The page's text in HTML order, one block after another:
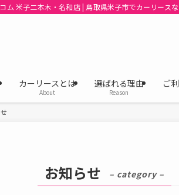
ム 米子二本木・名和店 | 鳥取県米子市でカーリース
カーリースとは
About
選ばれる理由
Reason
ご
お知らせ – category –